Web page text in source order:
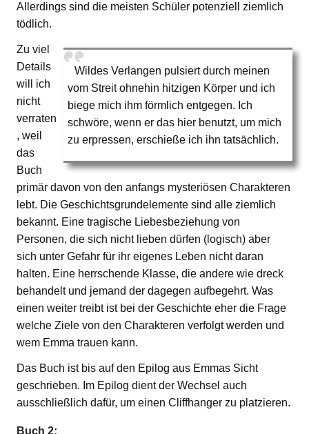
Allerdings sind die meisten Schüler potenziell ziemlich
tödlich.
Wildes Verlangen pulsiert durch meinen
vom Streit ohnehin hitzigen Körper und ich
biege mich ihm förmlich entgegen. Ich
schwöre, wenn er das hier benutzt, um mich
zu erpressen, erschieße ich ihn tatsächlich.
Zu viel
Details
will ich
nicht
verraten
, weil
das
Buch
primär davon von den anfangs mysteriösen Charakteren
lebt. Die Geschichtsgrundelemente sind alle ziemlich
bekannt. Eine tragische Liebesbeziehung von
Personen, die sich nicht lieben dürfen (logisch) aber
sich unter Gefahr für ihr eigenes Leben nicht daran
halten. Eine herrschende Klasse, die andere wie dreck
behandelt und jemand der dagegen aufbegehrt. Was
einen weiter treibt ist bei der Geschichte eher die Frage
welche Ziele von den Charakteren verfolgt werden und
wem Emma trauen kann.
Das Buch ist bis auf den Epilog aus Emmas Sicht
geschrieben. Im Epilog dient der Wechsel auch
ausschließlich dafür, um einen Cliffhanger zu platzieren.
Buch 2: